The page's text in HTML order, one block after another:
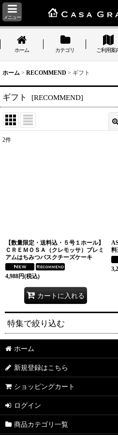
メニュー
ホーム カテゴリ ご利用案
ホーム > RECOMMEND > ギフト
ギフト [RECOMMEND]
2件
【数量限定・送料込・５号１ホール】
ＣＲＥＭＯＳＡ（クレモッサ）プレミ
アムはちみつバスクチーズケーキ
4,988円(税込)
カートに入れる
料
特集で絞り込む
送料無料
セット販売
ギフト
ホーム
新規登録はこちら
ショッピングカート
ログイン
商品カテゴリ一覧